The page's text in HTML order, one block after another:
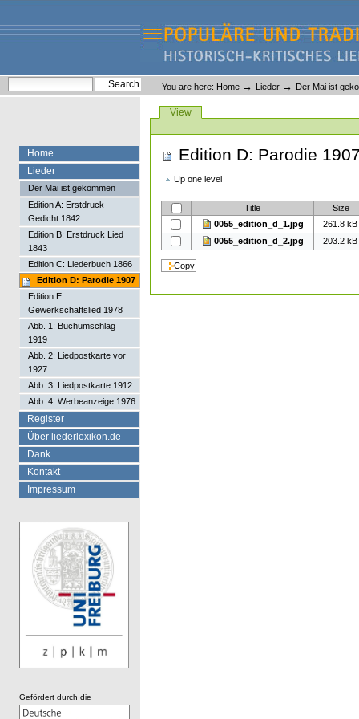
content.
navigation
Liederlexikon
Personal
tools
You are here: Home → Lieder → Der Mai ist
ViewsView
Edition D: Parodie
Up one level
Title
Size
0055_edition_d_1.jpg
261.8 kB
0055_edition_d_2.jpg
203.2 kB
Home
Lieder
Der Mai ist gekommen
Edition A: Erstdruck
Gedicht 1842
Edition B: Erstdruck Lied
1843
Edition C: Liederbuch 1866
Edition D: Parodie 1907
Edition E:
Gewerkschaftslied 1978
Abb. 1: Buchumschlag
1919
Abb. 2: Liedpostkarte vor
1927
Abb. 3: Liedpostkarte 1912
Abb. 4: Werbeanzeige 1976
Register
Über liederlexikon.de
Dank
Kontakt
Impressum
Gefördert durch die